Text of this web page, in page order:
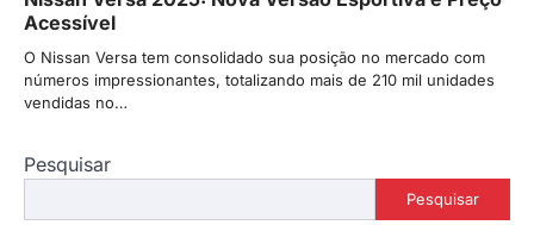
Acessível
O Nissan Versa tem consolidado sua posição no mercado com
números impressionantes, totalizando mais de 210 mil unidades
vendidas no…
Pesquisar
Pesquisar